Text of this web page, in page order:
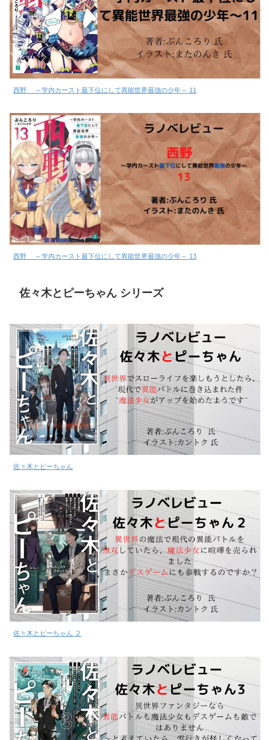
西野 ～学内カースト最下位にして異能世界最強の少年～ 11
西野 ～学内カースト最下位にして異能世界最強の少年～ 13
佐々木とピーちゃん シリーズ
佐々木とピーちゃん
佐々木とピーちゃん ２